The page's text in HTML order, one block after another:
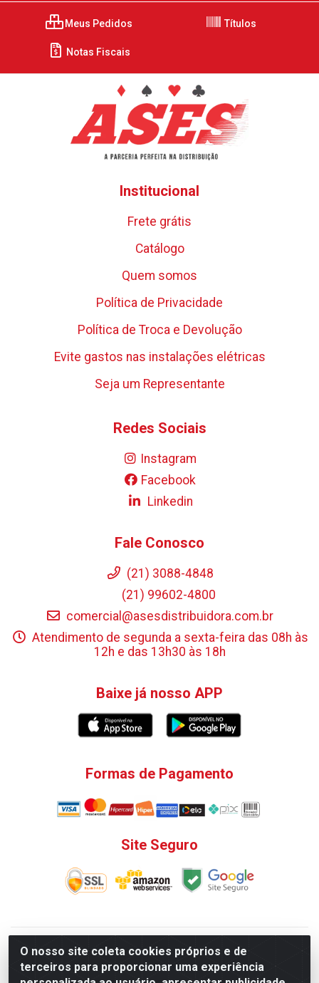
O nosso site coleta cookies próprios e de
terceiros para proporcionar uma experiência
Meus Pedidos Títulos
Notas Fiscais
Institucional
Frete grátis
Catálogo
Quem somos
Política de Privacidade
Política de Troca e Devolução
Evite gastos nas instalações elétricas
Seja um Representante
Redes Sociais
Instagram
Facebook
Linkedin
Fale Conosco
(21) 3088-4848
(21) 99602-4800
comercial@asesdistribuidora.com.br
Atendimento de segunda a sexta-feira das 08h às
12h e das 13h30 às 18h
Baixe já nosso APP
Formas de Pagamento
Site Seguro
V. C. Ferragens LTDA - Rua do Matoso, 132 - Praça da
Bandeira, Rio de Janeiro/ RJ - CEP 20.270-135 - CNPJ
12.324.723/0001-25